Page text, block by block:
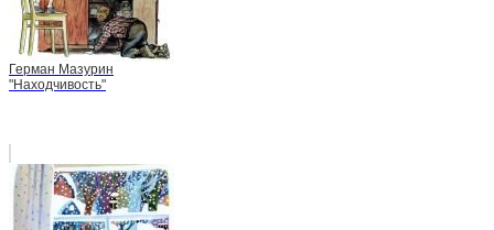
Герман Мазурин
"Находчивость"